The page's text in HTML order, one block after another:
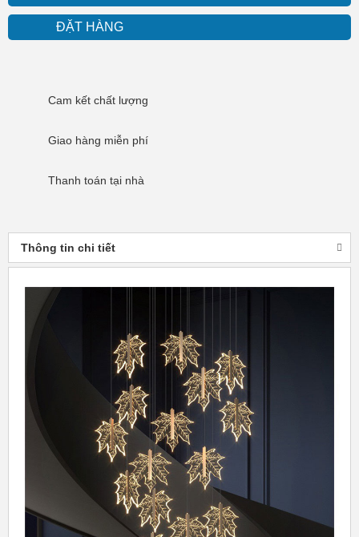
ĐẶT HÀNG
Cam kết chất lượng
Giao hàng miễn phí
Thanh toán tại nhà
Thông tin chi tiết